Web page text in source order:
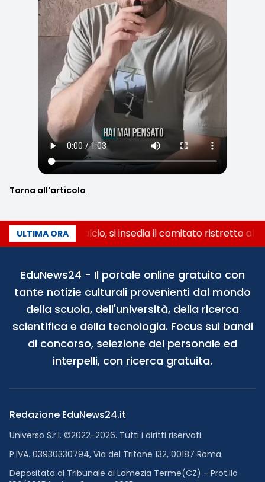
Torna all'articolo
ULTIMA ORA
Riforma del calcio, si insedia il comitato ristretto al
EduNews24 - Il portale online gratuito con
tante notizie culturali provenienti dal mondo
della scuola, dell'università, della ricerca
scientifica e della tecnologia. Focus sui bandi
di concorso, selezione del personale ed
interpelli, con ricerca gratuita.
Redazione EduNews24.it
Universo S.r.l. ©2022-2026. Tutti i diritti riservati.
P.IVA. 03930330794, Via del Tritone 132, 00187 Roma
Depositata al Tribunale di Lamezia Terme(CZ) - Prot.llo